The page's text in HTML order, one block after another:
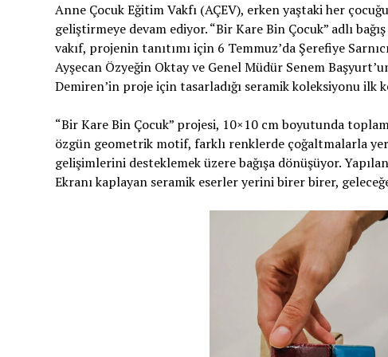
Anne Çocuk Eğitim Vakfı (AÇEV), erken yaştaki her
geliştirmeye devam ediyor. “Bir Kare Bin Çocuk” adlı
vakıf, projenin tanıtımı için 6 Temmuz’da Şerefiye
Ayşecan Özyeğin Oktay ve Genel Müdür Senem
Demiren’in proje için tasarladığı seramik koleksiyonu ilk
“Bir Kare Bin Çocuk” projesi, 10×10 cm boyutunda
özgün geometrik motif, farklı renklerde çoğaltmalarla
gelişimlerini desteklemek üzere bağışa dönüşüyor.
Ekranı kaplayan seramik eserler yerini birer birer,